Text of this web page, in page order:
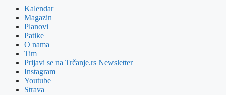
Kalendar
Magazin
Planovi
Patike
O nama
Tim
Prijavi se na Trčanje.rs Newsletter
Instagram
Youtube
Strava